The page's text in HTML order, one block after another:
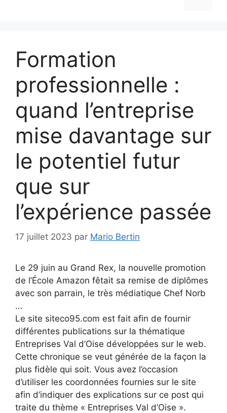
Formation
professionnelle :
quand l’entreprise
mise davantage sur
le potentiel futur
que sur
l’expérience passée
17 juillet 2023 par Mario Bertin
Le 29 juin au Grand Rex, la nouvelle promotion
de l’École Amazon fêtait sa remise de diplômes
avec son parrain, le très médiatique Chef Norb
…
Le site siteco95.com est fait afin de fournir
différentes publications sur la thématique
Entreprises Val d’Oise développées sur le web.
Cette chronique se veut générée de la façon la
plus fidèle qui soit. Vous avez l’occasion
d’utiliser les coordonnées fournies sur le site
afin d’indiquer des explications sur ce post qui
traite du thème « Entreprises Val d’Oise ».